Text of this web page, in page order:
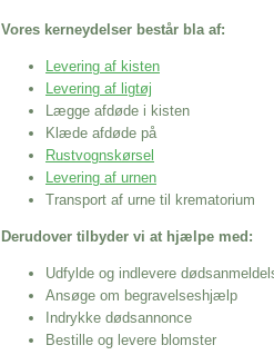
Vores kerneydelser består bla af:
Levering af kisten
Levering af ligtøj
Lægge afdøde i kisten
Klæde afdøde på
Rustvognskørsel
Levering af urnen
Transport af urne til krematorium
Derudover tilbyder vi at hjælpe med:
Udfylde og indlevere
Ansøge om begravelseshjælp
Indrykke dødsannonce
Bestille og levere blomster